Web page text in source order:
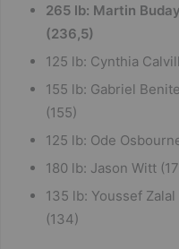
265 lb: Martin
(236,5)
125 lb: Cynthia
155 lb: Gabriel
(155)
125 lb: Ode
180 lb: Jason Witt
135 lb: Youssef
(134)